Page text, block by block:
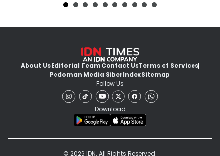
About UsEditorial TeamContact UsTerms of Services
Pedoman Media SiberIndexSitemap
Follow Us
Download
© 2026 IDN. All Rights Reserved.